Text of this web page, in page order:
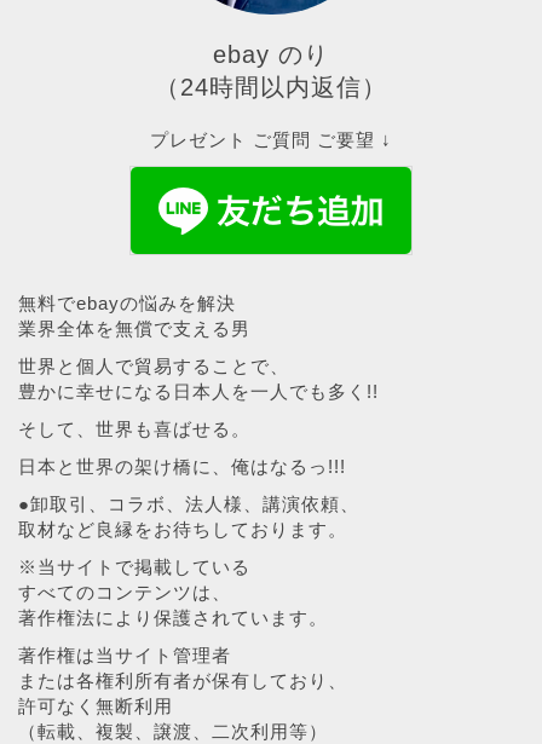
ebay のり
（24時間以内返信）
プレゼント ご質問 ご要望 ↓
無料でebayの悩みを解決
業界全体を無償で支える男
世界と個人で貿易することで、
豊かに幸せになる日本人を一人でも多く!!
そして、世界も喜ばせる。
日本と世界の架け橋に、俺はなるっ!!!
●卸取引、コラボ、法人様、講演依頼、
取材など良縁をお待ちしております。
※当サイトで掲載している
すべてのコンテンツは、
著作権法により保護されています。
著作権は当サイト管理者
または各権利所有者が保有しており、
許可なく無断利用
（転載、複製、譲渡、二次利用等）